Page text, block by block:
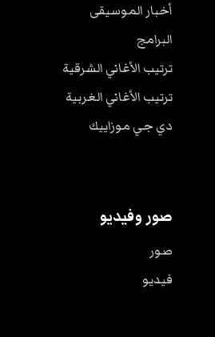
أخبار الموسيقى
البرامج
ترتيب الأغاني الشرقية
ترتيب الأغاني الغربية
دي جي موزاييك
صور وفيديو
صور
فيديو